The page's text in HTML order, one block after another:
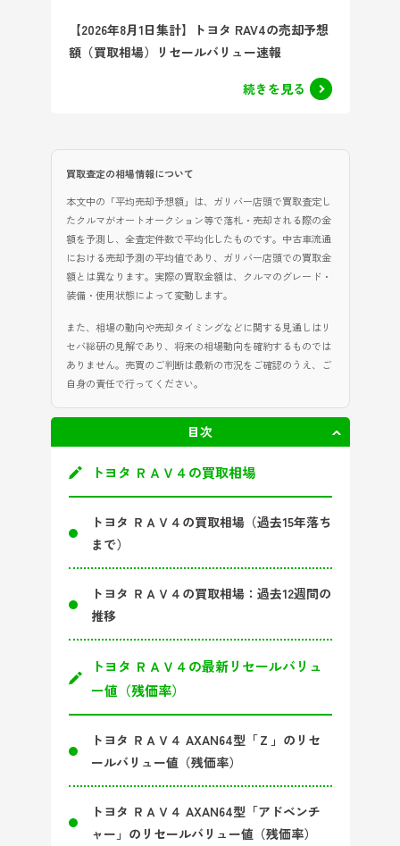
【2026年8月1日集計】トヨタ RAV4の売却予想
額（買取相場）リセールバリュー速報
続きを見る
買取査定の相場情報について
本文中の「平均売却予想額」は、ガリバー店頭で買取査定し
たクルマがオートオークション等で落札・売却される際の金
額を予測し、全査定件数で平均化したものです。中古車流通
における売却予測の平均値であり、ガリバー店頭での買取金
額とは異なります。実際の買取金額は、クルマのグレード・
装備・使用状態によって変動します。
また、相場の動向や売却タイミングなどに関する見通しはリ
セバ総研の見解であり、将来の相場動向を確約するものでは
ありません。売買のご判断は最新の市況をご確認のうえ、ご
自身の責任で行ってください。
目次 非表示
トヨタ ＲＡＶ４の買取相場
トヨタ ＲＡＶ４の買取相場（過去15年落ち
まで）
トヨタ ＲＡＶ４の買取相場：過去12週間の
推移
トヨタ ＲＡＶ４の最新リセールバリュ
ー値（残価率）
トヨタ ＲＡＶ４ AXAN64型「Ｚ」のリセ
ールバリュー値（残価率）
トヨタ ＲＡＶ４ AXAN64型「アドベンチ
ャー」のリセールバリュー値（残価率）